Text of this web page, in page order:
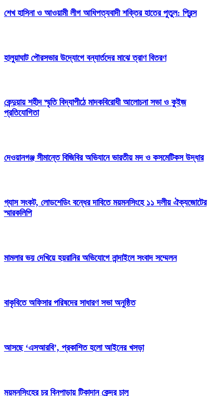
শেখ হাসিনা ও আওয়ামী লীগ আধিপত্যবাদী শক্তির হাতের পুতুল: প্রিন্স
হালুয়াঘাট পৌরসভার উদ্যোগে বন্যার্তদের মাঝে ত্রাণ বিতরণ
কেন্দুয়ায় শহীদ স্মৃতি বিদ্যাপীঠে মাদকবিরোধী আলোচনা সভা ও কুইজ
প্রতিযোগিতা
দেওয়ানগঞ্জ সীমান্তে বিজিবির অভিযানে ভারতীয় মদ ও কসমেটিকস উদ্ধার
গ্যাস সংকট, লোডশেডিং বন্ধের দাবিতে ময়মনসিংহে ১১ দলীয় ঐক্যজোটের
স্মারকলিপি
মামলার ভয় দেখিয়ে হয়রানির অভিযোগে নান্দাইলে সংবাদ সম্মেলন
বাকৃবিতে অফিসার পরিষদের সাধারণ সভা অনুষ্ঠিত
আসছে ‘এসআরবি’, প্রকাশিত হলো আইনের খসড়া
ময়মনসিংহের চর বিনপাড়ায় টিকাদান কেন্দ্র চালু